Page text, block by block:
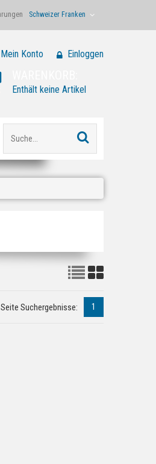
Schweizer Franken
Enthält keine Artikel
Mein Konto Einloggen
1
Seite Suchergebnisse: